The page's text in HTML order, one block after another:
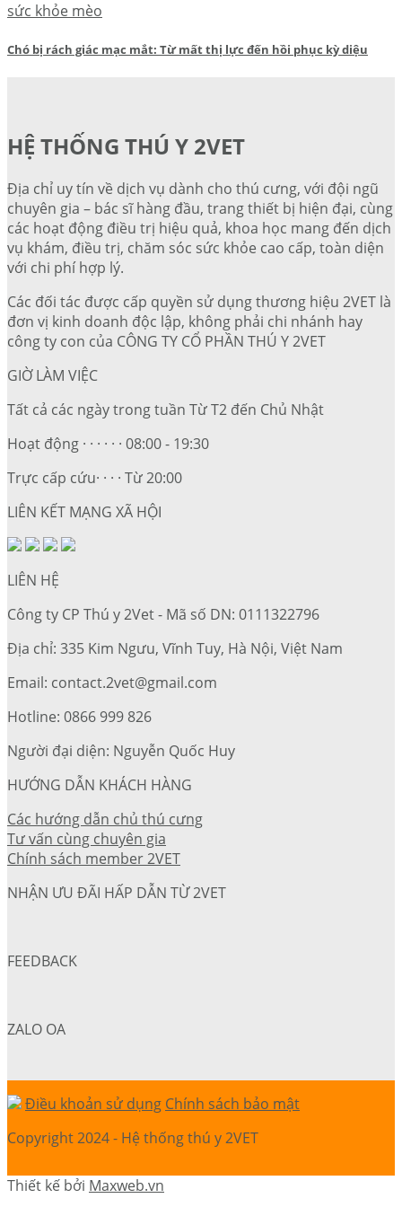
sức khỏe mèo
Chó bị rách giác mạc mắt: Từ mất thị lực đến hồi phục kỳ diệu
HỆ THỐNG THÚ Y 2VET
Địa chỉ uy tín về dịch vụ dành cho thú cưng, với đội ngũ
chuyên gia – bác sĩ hàng đầu, trang thiết bị hiện đại, cùng
các hoạt động điều trị hiệu quả, khoa học mang đến dịch
vụ khám, điều trị, chăm sóc sức khỏe cao cấp, toàn diện
với chi phí hợp lý.
Các đối tác được cấp quyền sử dụng thương hiệu 2VET là
đơn vị kinh doanh độc lập, không phải chi nhánh hay
công ty con của CÔNG TY CỔ PHẦN THÚ Y 2VET
GIỜ LÀM VIỆC
Tất cả các ngày trong tuần Từ T2 đến Chủ Nhật
Hoạt động · · · · · · 08:00 - 19:30
Trực cấp cứu· · · · Từ 20:00
LIÊN KẾT MẠNG XÃ HỘI
LIÊN HỆ
Công ty CP Thú y 2Vet - Mã số DN: 0111322796
Địa chỉ: 335 Kim Ngưu, Vĩnh Tuy, Hà Nội, Việt Nam
Email: contact.2vet@gmail.com
Hotline: 0866 999 826
Người đại diện: Nguyễn Quốc Huy
HƯỚNG DẪN KHÁCH HÀNG
Các hướng dẫn chủ thú cưng
Tư vấn cùng chuyên gia
Chính sách member 2VET
NHẬN ƯU ĐÃI HẤP DẪN TỪ 2VET
FEEDBACK
ZALO OA
Điều khoản sử dụng Chính sách bảo mật
Copyright 2024 - Hệ thống thú y 2VET
Thiết kế bởi Maxweb.vn